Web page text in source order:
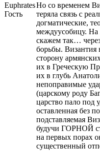
Euphrates
Гость
Но со временем
теряла связь с
догматические,
междуусобицу.
скажем так…
борьбы. Византия
сторону
их в Греческую
их в глубь
непоправимые
(царскому роду
царство пало под
оставленная без
подставляемая
будучи ГОРНОЙ
на первых порах
существенный